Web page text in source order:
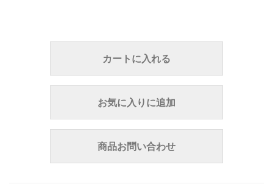
カートに入れる
お気に入りに追加
商品お問い合わせ